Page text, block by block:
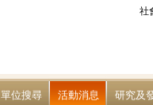
社
單位搜尋 活動消息 研究及